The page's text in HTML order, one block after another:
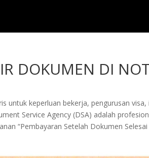
DOKUMEN DI
untuk keperluan bekerja, pengurusan
Service Agency (DSA) adalah
“Pembayaran Setelah Dokumen